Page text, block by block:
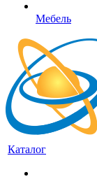
Мебель
Каталог